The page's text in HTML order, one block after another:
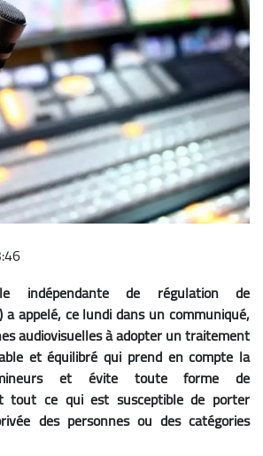
indépendante de régulation de
a appelé, ce lundi dans un communiqué,
audiovisuelles à adopter un traitement
et équilibré qui prend en compte la
et évite toute forme de
tout ce qui est susceptible de porter
des personnes ou des catégories